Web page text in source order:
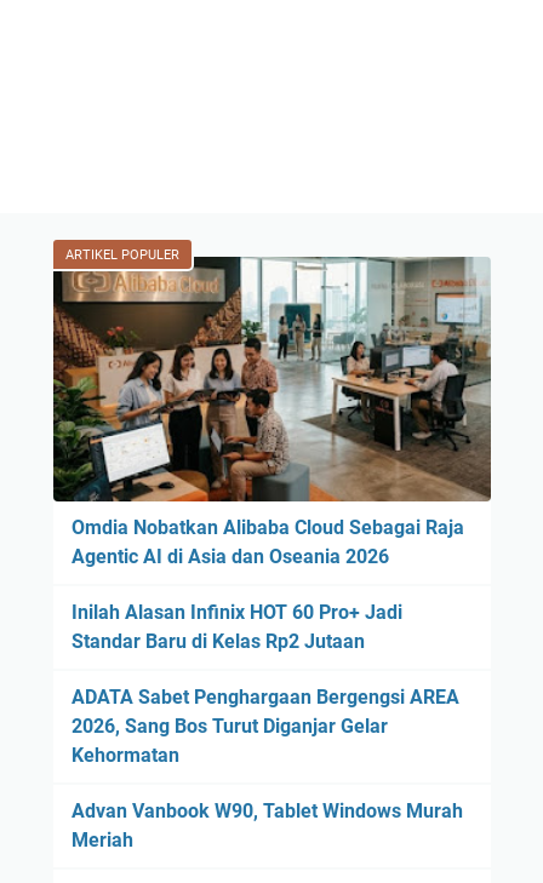
ARTIKEL POPULER
Omdia Nobatkan Alibaba Cloud Sebagai Raja
Agentic AI di Asia dan Oseania 2026
Inilah Alasan Infinix HOT 60 Pro+ Jadi
Standar Baru di Kelas Rp2 Jutaan
ADATA Sabet Penghargaan Bergengsi AREA
2026, Sang Bos Turut Diganjar Gelar
Kehormatan
Advan Vanbook W90, Tablet Windows Murah
Meriah